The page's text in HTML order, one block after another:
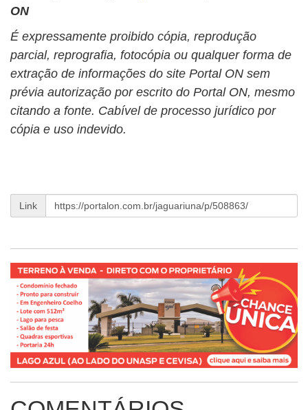
ON
É expressamente proibido cópia, reprodução
parcial, reprografia, fotocópia ou qualquer forma de
extração de informações do site Portal ON sem
prévia autorização por escrito do Portal ON, mesmo
citando a fonte. Cabível de processo jurídico por
cópia e uso indevido.
Link